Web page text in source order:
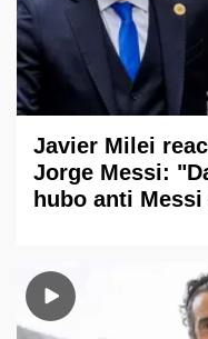
Javier Milei
Jorge Messi:
hubo anti